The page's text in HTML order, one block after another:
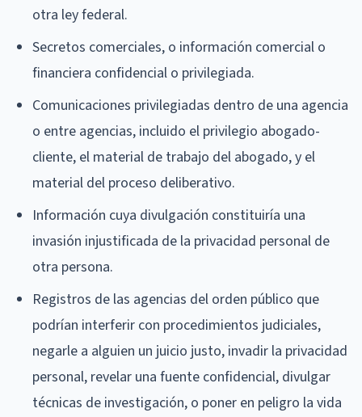
otra ley federal.
Secretos comerciales, o información comercial o
financiera confidencial o privilegiada.
Comunicaciones privilegiadas dentro de una agencia
o entre agencias, incluido el privilegio abogado-
cliente, el material de trabajo del abogado, y el
material del proceso deliberativo.
Información cuya divulgación constituiría una
invasión injustificada de la privacidad personal de
otra persona.
Registros de las agencias del orden público que
podrían interferir con procedimientos judiciales,
negarle a alguien un juicio justo, invadir la privacidad
personal, revelar una fuente confidencial, divulgar
técnicas de investigación, o poner en peligro la vida